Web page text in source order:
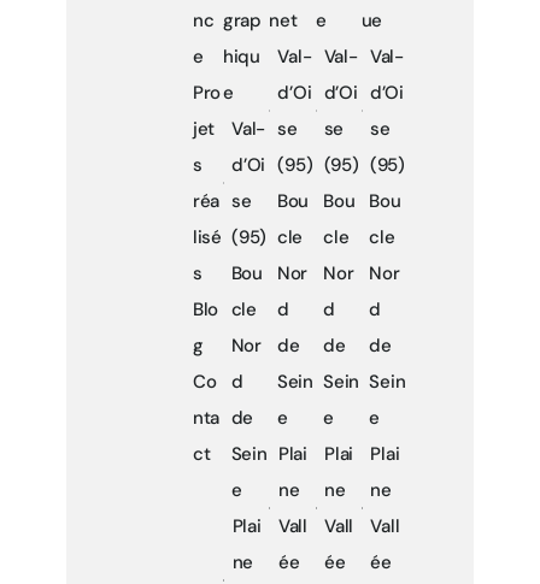
nc
e
Pro
jet
s
réa
lisé
s
Blo
g
Co
nta
ct
grap
hiqu
e
Val-
d’Oi
se
(95)
Bou
cle
Nor
d
de
Sein
e
Plai
ne
net
Val-
d’Oi
se
(95)
Bou
cle
Nor
d
de
Sein
e
Plai
ne
Vall
ée
e
Val-
d’Oi
se
(95)
Bou
cle
Nor
d
de
Sein
e
Plai
ne
Vall
ée
ue
Val-
d’Oi
se
(95)
Bou
cle
Nor
d
de
Sein
e
Plai
ne
Vall
ée